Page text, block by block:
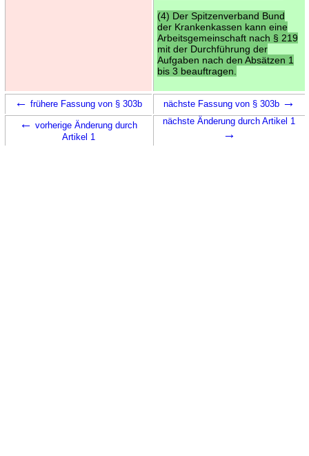
(4) Der Spitzenverband Bund
der Krankenkassen kann eine
Arbeitsgemeinschaft nach § 219
mit der Durchführung der
Aufgaben nach den Absätzen 1
bis 3 beauftragen.
← frühere Fassung von § 303b nächste Fassung von § 303b →
← vorherige Änderung durch
Artikel 1
nächste Änderung durch Artikel 1
→